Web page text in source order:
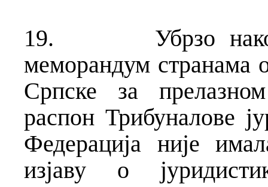
19.
Убрзо
меморандум странама
Српске за
распон Трибуналове
Федерација није
изјаву о